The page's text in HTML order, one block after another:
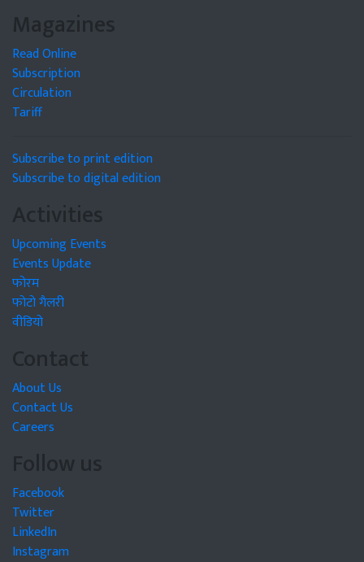
Magazines
Read Online
Subscription
Circulation
Tariff
Subscribe to print edition
Subscribe to digital edition
Activities
Upcoming Events
Events Update
फोरम
फोटो गैलरी
वीडियो
Contact
About Us
Contact Us
Careers
Follow us
Facebook
Twitter
LinkedIn
Instagram